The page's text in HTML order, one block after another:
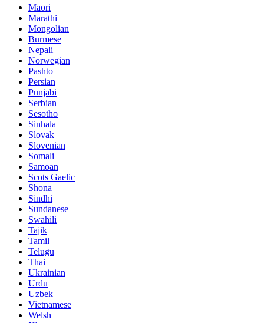
Maori
Marathi
Mongolian
Burmese
Nepali
Norwegian
Pashto
Persian
Punjabi
Serbian
Sesotho
Sinhala
Slovak
Slovenian
Somali
Samoan
Scots Gaelic
Shona
Sindhi
Sundanese
Swahili
Tajik
Tamil
Telugu
Thai
Ukrainian
Urdu
Uzbek
Vietnamese
Welsh